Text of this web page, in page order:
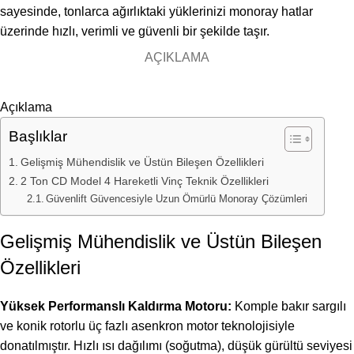
sayesinde, tonlarca ağırlıktaki yüklerinizi monoray hatlar
üzerinde hızlı, verimli ve güvenli bir şekilde taşır.
AÇIKLAMA
Açıklama
Başlıklar
Gelişmiş Mühendislik ve Üstün Bileşen Özellikleri
2 Ton CD Model 4 Hareketli Vinç Teknik Özellikleri
Güvenlift Güvencesiyle Uzun Ömürlü Monoray Çözümleri
Gelişmiş Mühendislik ve Üstün Bileşen
Özellikleri
Yüksek Performanslı Kaldırma Motoru: Komple bakır sargılı
ve konik rotorlu üç fazlı asenkron motor teknolojisiyle
donatılmıştır. Hızlı ısı dağılımı (soğutma), düşük gürültü seviyesi